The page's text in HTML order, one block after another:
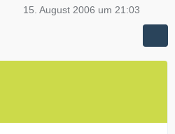
15. August 2006 um 21:03